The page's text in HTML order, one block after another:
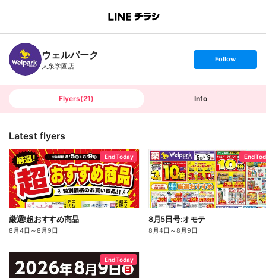
B
n
c
h
T
ウェルパーク
大泉学園店
s
t
o
Follow
Flyers(21) Info
Latest flyers
End Today
厳選!超おすすめ商品
8月4日 ～8月9日
End
8月5日号:オモテ
8月4日 ～8月9日
End Today